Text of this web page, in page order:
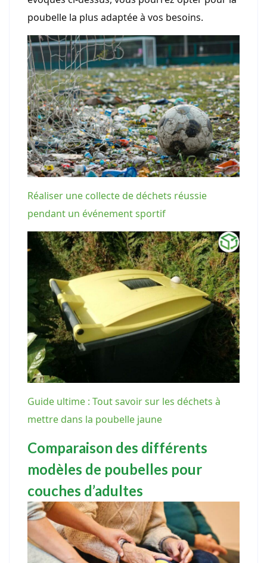
poubelle la plus adaptée à vos besoins.
Réaliser une collecte de déchets réussie
pendant un événement sportif
Guide ultime : Tout savoir sur les déchets à
mettre dans la poubelle jaune
Comparaison des différents
modèles de poubelles pour
couches d’adultes